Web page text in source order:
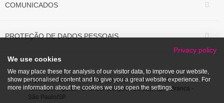
COMUNICADOS
PROTEÇÃO DE DADOS PESSOAIS
Lojas Marisa S/A.Avenida Francisco Matarazzo, 1.500
Torre Los Angeles - 2º andar (conjunto 21-22), Água Branca -
São Paulo/SP.
Privacy policy
We use cookies
We may place these for analysis of our visitor data, to improve our website,
show personalised content and to give you a great website experience. For
more information about the cookies we use open the settings.